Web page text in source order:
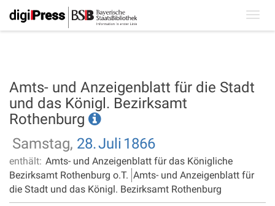
Amts- und Anzeigenblatt für die Stadt
und das Königl. Bezirksamt
Rothenburg
Samstag, 28.Juli 1866
enthält: Amts- und Anzeigenblatt für das Königliche
Bezirksamt Rothenburg o.T. Amts- und Anzeigenblatt für
die Stadt und das Königl. Bezirksamt Rothenburg